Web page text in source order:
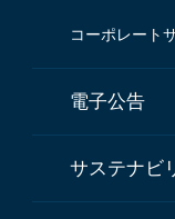
コーポレート
電子公告
サステナビ